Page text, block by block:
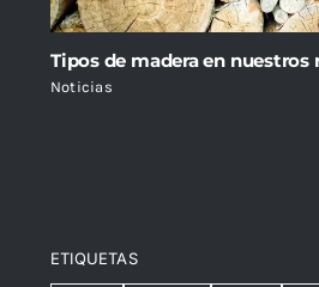
Tipos de madera en nuestros
Noticias
ETIQUETAS